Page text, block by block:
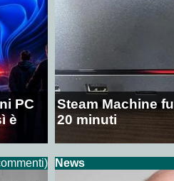
PC
è
Steam Machine
20 minuti
News